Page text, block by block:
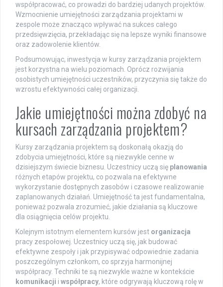
współpracować, co prowadzi do bardziej udanych projektów.
Wzmocnienie umiejętności zarządzania projektami w
zespole może znacząco wpływać na sukces całego
przedsięwzięcia, przekładając się na lepsze wyniki finansowe
oraz zadowolenie klientów.
Podsumowując, inwestycja w kursy zarządzania projektem
jest korzystna na wielu poziomach. Oprócz rozwijania
osobistych umiejętności uczestników, przyczynia się także do
wzrostu efektywności całej organizacji.
Jakie umiejętności można zdobyć na
kursach zarządzania projektem?
Kursy zarządzania projektem są doskonałą okazją do
zdobycia umiejętności, które są niezwykle cenne w
dzisiejszym świecie biznesu. Uczestnicy uczą się planowania
różnych etapów projektu, co pozwala na efektywne
wykorzystanie dostępnych zasobów i czasowe realizowanie
zaplanowanych działań. Umiejętność ta jest fundamentalna,
ponieważ pozwala zrozumieć, jakie działania są kluczowe
dla osiągnięcia celów projektu.
Kolejnym istotnym elementem kursów jest organizacja
pracy zespołowej. Uczestnicy uczą się, jak budować
efektywne zespoły i jak przypisywać odpowiednie zadania
poszczególnym członkom, co sprzyja harmonijnej
współpracy. Techniki te są niezwykle ważne w kontekście
komunikacji i współpracy, które odgrywają kluczową rolę w